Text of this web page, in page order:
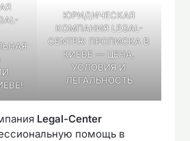
ЮРИДИЧЕСКАЯ
КОМПАНИЯ LEGAL-
CENTER: ПРОПИСКА В
КИЕВЕ — ЦЕНА,
УСЛОВИЯ И
ЛЕГАЛЬНОСТЬ
Legal-Center
помощь в